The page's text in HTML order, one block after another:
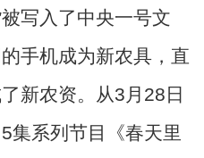
写入了中央一号文
手机成为新农具，直
新农资。从3月28日
集系列节目《春天里